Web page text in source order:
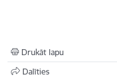
Drukāt lapu
Dalīties